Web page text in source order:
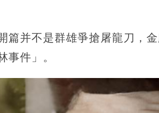
篇并不是群雄爭搶屠龍刀，
事件」。